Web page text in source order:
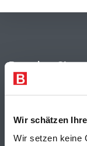
Wir schätzen
Wir setzen keine
Besuchen Sie